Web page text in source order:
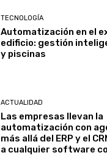
TECNOLOGÍA
Automatización en el
edificio: gestión
y piscinas
ACTUALIDAD
Las empresas llevan la
automatización con
más allá del ERP y el
a cualquier software